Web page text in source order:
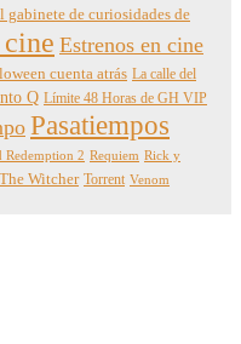
gabinete de curiosidades de
Estrenos en cine
cuenta atrás La calle del
Q Límite 48 Horas de GH VIP
Pasatiempos
Redemption 2 Requiem Rick y
The Witcher Torrent Venom